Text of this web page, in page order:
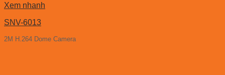
Xem nhanh
SNV-6013
2M H.264 Dome Camera